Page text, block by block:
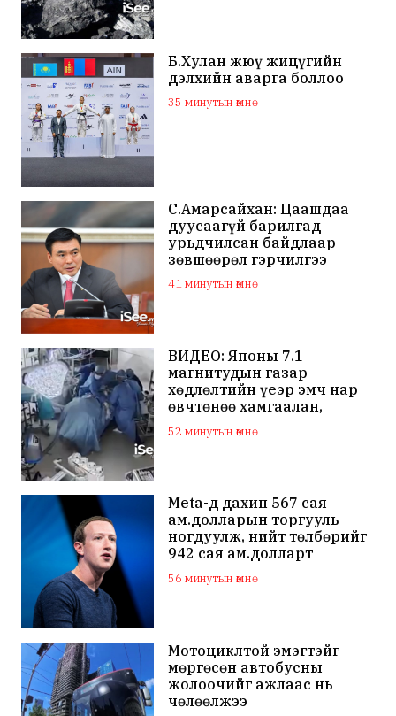
Б.Хулан жюү жицүгийн
дэлхийн аварга боллоо
35 минутын өмнө
С.Амарсайхан: Цаашдаа
дуусаагүй барилгад
урьдчилсан байдлаар
зөвшөөрөл гэрчилгээ
олгохгүй байхаар зохион
байгуулалт хийж
41 минутын өмнө
ВИДЕО: Японы 7.1
магнитудын газар
хөдлөлтийн үеэр эмч нар
өвчтөнөө хамгаалан,
үргэлжлүүлжээ
52 минутын өмнө
Meta-д дахин 567 сая
ам.долларын торгууль
ногдуулж, нийт төлбөрийг
942 сая ам.долларт
хүргэлээ
56 минутын өмнө
Мотоциклтой эмэгтэйг
мөргөсөн автобусны
жолоочийг ажлаас нь
чөлөөлжээ